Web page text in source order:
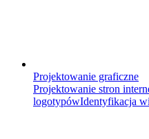
Projektowanie graficzne
Projektowanie stron
logotypówIdentyfikacja